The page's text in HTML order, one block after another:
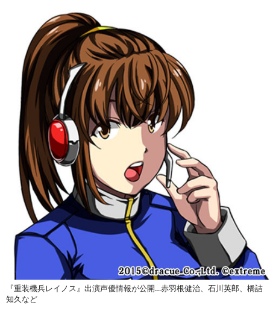
『重装機兵レイノス』出演声優情報が公開…赤羽根健治、石川英郎、橋詰
知久など